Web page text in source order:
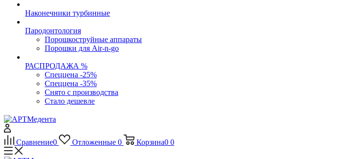
Наконечники турбинные
Пародонтология
Порошкоструйные аппараты
Порошки для Air-n-go
РАСПРОДАЖА %
Спеццена -25%
Спеццена -35%
Снято с производства
Стало дешевле
Сравнение0 Отложенные 0 Корзина0 0